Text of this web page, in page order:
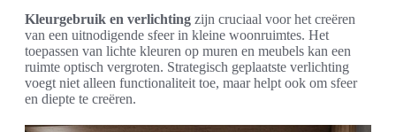
Kleurgebruik en verlichting zijn cruciaal voor het creëren
van een uitnodigende sfeer in kleine woonruimtes. Het
toepassen van lichte kleuren op muren en meubels kan een
ruimte optisch vergroten. Strategisch geplaatste verlichting
voegt niet alleen functionaliteit toe, maar helpt ook om sfeer
en diepte te creëren.